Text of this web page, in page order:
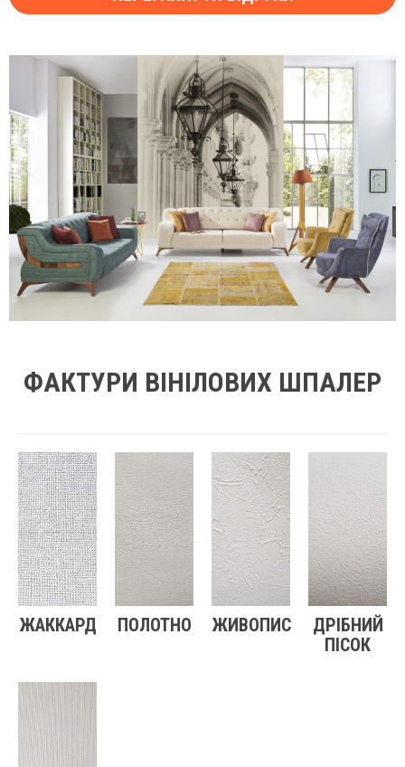
ФАКТУРИ ВІНІЛОВИХ ШПАЛЕР
ЖАККАРД ПОЛОТНО ЖИВОПИС
ДРІБНИЙ
ПІСОК